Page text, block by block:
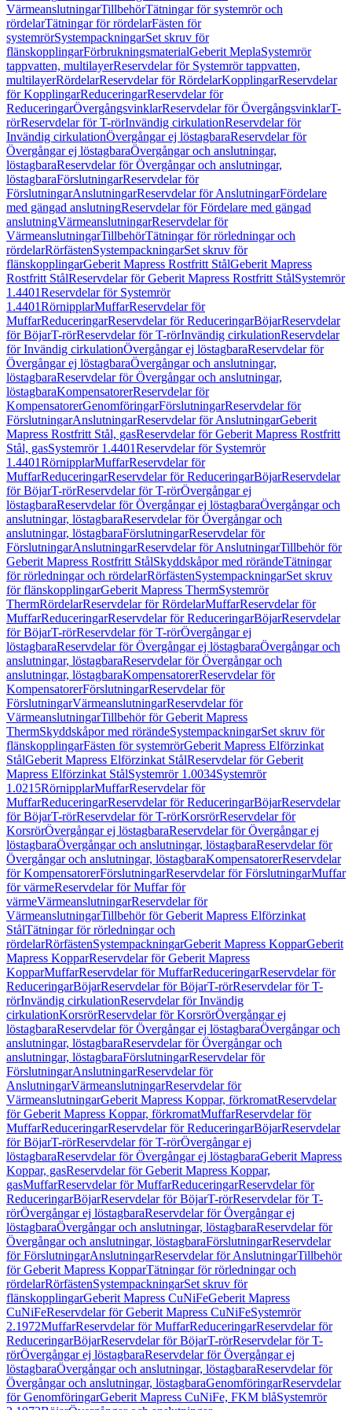
VärmeanslutningarTillbehörTätningar för systemrör och
rördelarTätningar för rördelarFästen för
systemrörSystempackningarSet skruv för
flänskopplingarFörbrukningsmaterialGeberit MeplaSystemrör
tappvatten, multilayerReservdelar för Systemrör tappvatten,
multilayerRördelarReservdelar för RördelarKopplingarReservdelar
för KopplingarReduceringarReservdelar för
ReduceringarÖvergångsvinklarReservdelar för ÖvergångsvinklarT-
rörReservdelar för T-rörInvändig cirkulationReservdelar för
Invändig cirkulationÖvergångar ej löstagbaraReservdelar för
Övergångar ej löstagbaraÖvergångar och anslutningar,
löstagbaraReservdelar för Övergångar och anslutningar,
löstagbaraFörslutningarReservdelar för
FörslutningarAnslutningarReservdelar för AnslutningarFördelare
med gängad anslutningReservdelar för Fördelare med gängad
anslutningVärmeanslutningarReservdelar för
VärmeanslutningarTillbehörTätningar för rörledningar och
rördelarRörfästenSystempackningarSet skruv för
flänskopplingarGeberit Mapress Rostfritt StålGeberit Mapress
Rostfritt StålReservdelar för Geberit Mapress Rostfritt StålSystemrör
1.4401Reservdelar för Systemrör
1.4401RörnipplarMuffarReservdelar för
MuffarReduceringarReservdelar för ReduceringarBöjarReservdelar
för BöjarT-rörReservdelar för T-rörInvändig cirkulationReservdelar
för Invändig cirkulationÖvergångar ej löstagbaraReservdelar för
Övergångar ej löstagbaraÖvergångar och anslutningar,
löstagbaraReservdelar för Övergångar och anslutningar,
löstagbaraKompensatorerReservdelar för
KompensatorerGenomföringarFörslutningarReservdelar för
FörslutningarAnslutningarReservdelar för AnslutningarGeberit
Mapress Rostfritt Stål, gasReservdelar för Geberit Mapress Rostfritt
Stål, gasSystemrör 1.4401Reservdelar för Systemrör
1.4401RörnipplarMuffarReservdelar för
MuffarReduceringarReservdelar för ReduceringarBöjarReservdelar
för BöjarT-rörReservdelar för T-rörÖvergångar ej
löstagbaraReservdelar för Övergångar ej löstagbaraÖvergångar och
anslutningar, löstagbaraReservdelar för Övergångar och
anslutningar, löstagbaraFörslutningarReservdelar för
FörslutningarAnslutningarReservdelar för AnslutningarTillbehör för
Geberit Mapress Rostfritt StålSkyddskåpor med rörändeTätningar
för rörledningar och rördelarRörfästenSystempackningarSet skruv
för flänskopplingarGeberit Mapress ThermSystemrör
ThermRördelarReservdelar för RördelarMuffarReservdelar för
MuffarReduceringarReservdelar för ReduceringarBöjarReservdelar
för BöjarT-rörReservdelar för T-rörÖvergångar ej
löstagbaraReservdelar för Övergångar ej löstagbaraÖvergångar och
anslutningar, löstagbaraReservdelar för Övergångar och
anslutningar, löstagbaraKompensatorerReservdelar för
KompensatorerFörslutningarReservdelar för
FörslutningarVärmeanslutningarReservdelar för
VärmeanslutningarTillbehör för Geberit Mapress
ThermSkyddskåpor med rörändeSystempackningarSet skruv för
flänskopplingarFästen för systemrörGeberit Mapress Elförzinkat
StålGeberit Mapress Elförzinkat StålReservdelar för Geberit
Mapress Elförzinkat StålSystemrör 1.0034Systemrör
1.0215RörnipplarMuffarReservdelar för
MuffarReduceringarReservdelar för ReduceringarBöjarReservdelar
för BöjarT-rörReservdelar för T-rörKorsrörReservdelar för
KorsrörÖvergångar ej löstagbaraReservdelar för Övergångar ej
löstagbaraÖvergångar och anslutningar, löstagbaraReservdelar för
Övergångar och anslutningar, löstagbaraKompensatorerReservdelar
för KompensatorerFörslutningarReservdelar för FörslutningarMuffar
för värmeReservdelar för Muffar för
värmeVärmeanslutningarReservdelar för
VärmeanslutningarTillbehör för Geberit Mapress Elförzinkat
StålTätningar för rörledningar och
rördelarRörfästenSystempackningarGeberit Mapress KopparGeberit
Mapress KopparReservdelar för Geberit Mapress
KopparMuffarReservdelar för MuffarReduceringarReservdelar för
ReduceringarBöjarReservdelar för BöjarT-rörReservdelar för T-
rörInvändig cirkulationReservdelar för Invändig
cirkulationKorsrörReservdelar för KorsrörÖvergångar ej
löstagbaraReservdelar för Övergångar ej löstagbaraÖvergångar och
anslutningar, löstagbaraReservdelar för Övergångar och
anslutningar, löstagbaraFörslutningarReservdelar för
FörslutningarAnslutningarReservdelar för
AnslutningarVärmeanslutningarReservdelar för
VärmeanslutningarGeberit Mapress Koppar, förkromatReservdelar
för Geberit Mapress Koppar, förkromatMuffarReservdelar för
MuffarReduceringarReservdelar för ReduceringarBöjarReservdelar
för BöjarT-rörReservdelar för T-rörÖvergångar ej
löstagbaraReservdelar för Övergångar ej löstagbaraGeberit Mapress
Koppar, gasReservdelar för Geberit Mapress Koppar,
gasMuffarReservdelar för MuffarReduceringarReservdelar för
ReduceringarBöjarReservdelar för BöjarT-rörReservdelar för T-
rörÖvergångar ej löstagbaraReservdelar för Övergångar ej
löstagbaraÖvergångar och anslutningar, löstagbaraReservdelar för
Övergångar och anslutningar, löstagbaraFörslutningarReservdelar
för FörslutningarAnslutningarReservdelar för AnslutningarTillbehör
för Geberit Mapress KopparTätningar för rörledningar och
rördelarRörfästenSystempackningarSet skruv för
flänskopplingarGeberit Mapress CuNiFeGeberit Mapress
CuNiFeReservdelar för Geberit Mapress CuNiFeSystemrör
2.1972MuffarReservdelar för MuffarReduceringarReservdelar för
ReduceringarBöjarReservdelar för BöjarT-rörReservdelar för T-
rörÖvergångar ej löstagbaraReservdelar för Övergångar ej
löstagbaraÖvergångar och anslutningar, löstagbaraReservdelar för
Övergångar och anslutningar, löstagbaraGenomföringarReservdelar
för GenomföringarGeberit Mapress CuNiFe, FKM blåSystemrör